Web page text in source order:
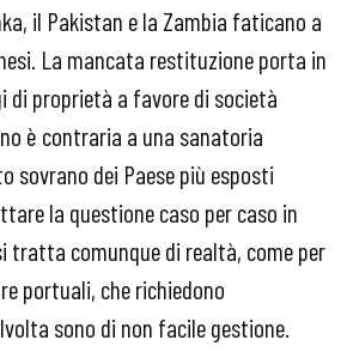
il Pakistan e la Zambia faticano a
La mancata restituzione porta in
di proprietà a favore di società
è contraria a una sanatoria
sovrano dei Paese più esposti
la questione caso per caso in
tratta comunque di realtà, come per
portuali, che richiedono
sono di non facile gestione.